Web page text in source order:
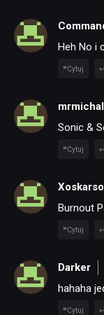
Heh No i
Cytuj
Sonic &
Cytuj
Burnout
Cytuj
Darker
hahaha
Cytuj